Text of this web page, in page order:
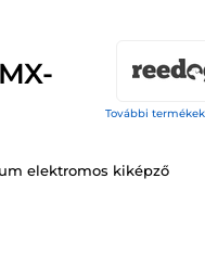
További
elektromos kiképző